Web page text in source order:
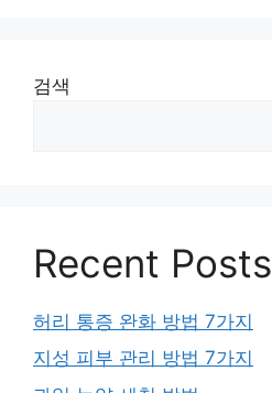
검색
Recent Posts
허리 통증 완화 방법 7가지
지성 피부 관리 방법 7가지